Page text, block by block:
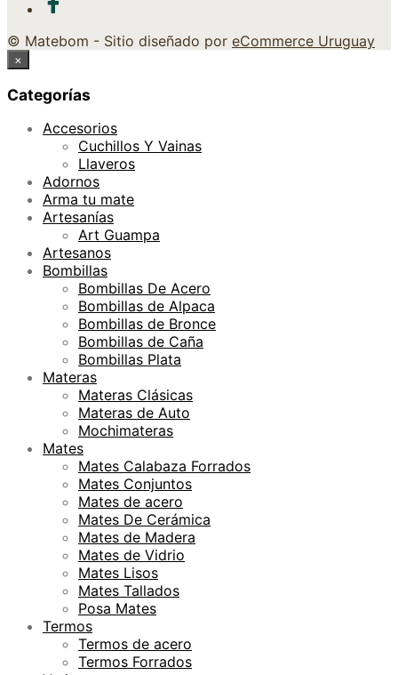
© Matebom - Sitio diseñado por eCommerce Uruguay
×
Categorías
Accesorios
Cuchillos Y Vainas
Llaveros
Adornos
Arma tu mate
Artesanías
Art Guampa
Artesanos
Bombillas
Bombillas De Acero
Bombillas de Alpaca
Bombillas de Bronce
Bombillas de Caña
Bombillas Plata
Materas
Materas Clásicas
Materas de Auto
Mochimateras
Mates
Mates Calabaza Forrados
Mates Conjuntos
Mates de acero
Mates De Cerámica
Mates de Madera
Mates de Vidrio
Mates Lisos
Mates Tallados
Posa Mates
Termos
Termos de acero
Termos Forrados